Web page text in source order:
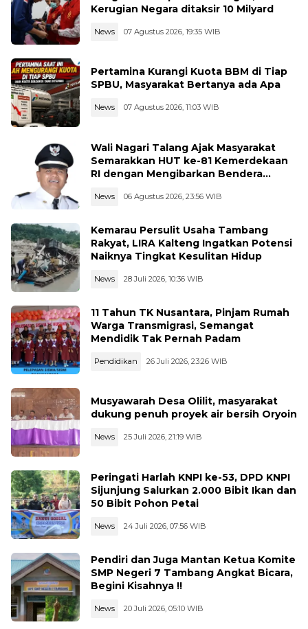
Kerugian Negara ditaksir 10 Milyard
News 07 Agustus 2026, 19:35 WIB
Pertamina Kurangi Kuota BBM di Tiap
SPBU, Masyarakat Bertanya ada Apa
News 07 Agustus 2026, 11:03 WIB
Wali Nagari Talang Ajak Masyarakat
Semarakkan HUT ke-81 Kemerdekaan
RI dengan Mengibarkan Bendera
News 06 Agustus 2026, 23:56 WIB
Kemarau Persulit Usaha Tambang
Rakyat, LIRA Kalteng Ingatkan Potensi
Naiknya Tingkat Kesulitan Hidup
News 28 Juli 2026, 10:36 WIB
11 Tahun TK Nusantara, Pinjam Rumah
Warga Transmigrasi, Semangat
Mendidik Tak Pernah Padam
Pendidikan 26 Juli 2026, 23:26 WIB
Musyawarah Desa Olilit, masyarakat
dukung penuh proyek air bersih Oryoin
News 25 Juli 2026, 21:19 WIB
Peringati Harlah KNPI ke-53, DPD KNPI
Sijunjung Salurkan 2.000 Bibit Ikan dan
50 Bibit Pohon Petai
News 24 Juli 2026, 07:56 WIB
Pendiri dan Juga Mantan Ketua Komite
SMP Negeri 7 Tambang Angkat Bicara,
Begini Kisahnya !!
News 20 Juli 2026, 05:10 WIB